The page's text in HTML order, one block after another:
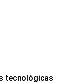
tecnológicas